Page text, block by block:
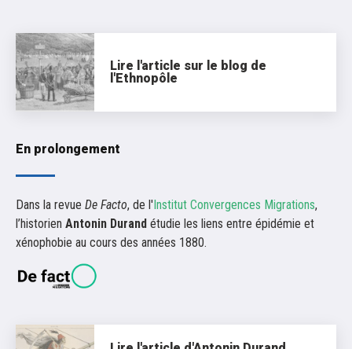
Lire l'article sur le blog de
l'Ethnopôle
En prolongement
Dans la revue De Facto, de l'Institut Convergences Migrations,
l’historien Antonin Durand étudie les liens entre épidémie et
xénophobie au cours des années 1880.